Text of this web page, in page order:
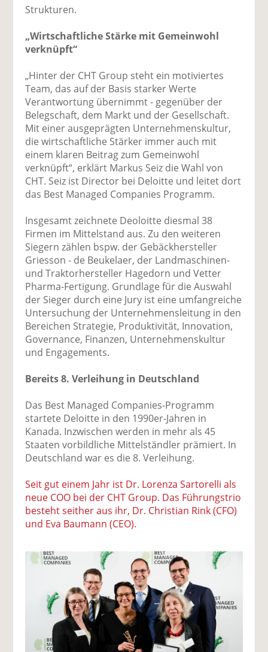
Strukturen.
„Wirtschaftliche Stärke mit Gemeinwohl
verknüpft“
„Hinter der CHT Group steht ein motiviertes
Team, das auf der Basis starker Werte
Verantwortung übernimmt - gegenüber der
Belegschaft, dem Markt und der Gesellschaft.
Mit einer ausgeprägten Unternehmenskultur,
die wirtschaftliche Stärker immer auch mit
einem klaren Beitrag zum Gemeinwohl
verknüpft“, erklärt Markus Seiz die Wahl von
CHT. Seiz ist Director bei Deloitte und leitet dort
das Best Managed Companies Programm.
Insgesamt zeichnete Deoloitte diesmal 38
Firmen im Mittelstand aus. Zu den weiteren
Siegern zählen bspw. der Gebäckhersteller
Griesson - de Beukelaer, der Landmaschinen-
und Traktorhersteller Hagedorn und Vetter
Pharma-Fertigung. Grundlage für die Auswahl
der Sieger durch eine Jury ist eine umfangreiche
Untersuchung der Unternehmensleitung in den
Bereichen Strategie, Produktivität, Innovation,
Governance, Finanzen, Unternehmenskultur
und Engagements.
Bereits 8. Verleihung in Deutschland
Das Best Managed Companies-Programm
startete Deloitte in den 1990er-Jahren in
Kanada. Inzwischen werden in mehr als 45
Staaten vorbildliche Mittelständler prämiert. In
Deutschland war es die 8. Verleihung.
Seit gut einem Jahr ist Dr. Lorenza Sartorelli als
neue COO bei der CHT Group. Das Führungstrio
besteht seither aus ihr, Dr. Christian Rink (CFO)
und Eva Baumann (CEO).